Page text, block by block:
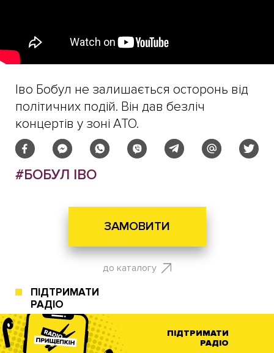
Іво Бобул не залишається осторонь від
політичних подій. Він дав безліч
концертів у зоні АТО.
#БОБУЛ ІВО
ЗАМОВИТИ
до каталогу
ПІДТРИМАТИ
РАДІО
ПІДТРИМАТИ
РАДІО